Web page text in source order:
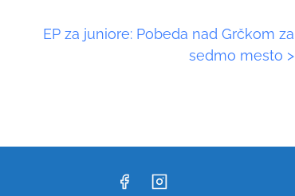
EP za juniore: Pobeda nad Grčkom za
sedmo mesto >